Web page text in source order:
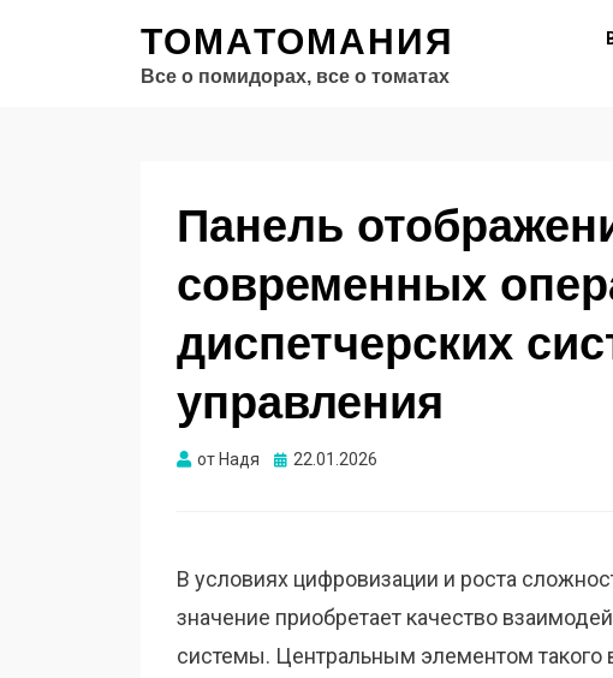
ТОМАТОМАНИЯ
Все о помидорах, все о томатах
Панель
современных
диспетчерских
управления
от Надя Опубликовано
22.01.2026
В условиях цифровизации и роста
значение приобретает качество
системы. Центральным элементом такого